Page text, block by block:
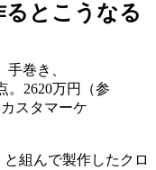
とこうなる
巻き、
。2620万円（参
スタマーケ
組んで製作したクロ